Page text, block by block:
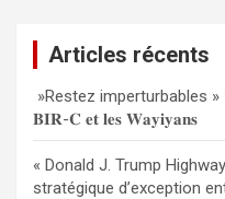
c
h
e
r
Articles récents
»Restez imperturbables »
𝐁𝐈𝐑-𝐂 𝐞𝐭 𝐥𝐞𝐬 𝐖𝐚𝐲𝐢𝐲𝐚𝐧𝐬
« Donald J. Trump
stratégique d’exception